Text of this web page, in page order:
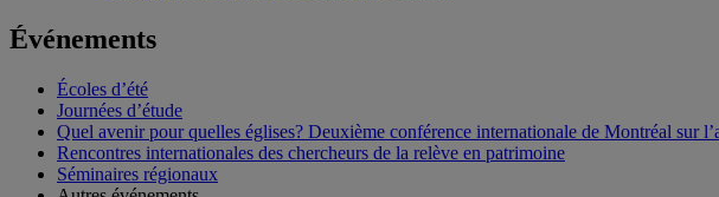
Événements
Écoles d’été
Journées d’étude
Quel avenir pour quelles églises? Deuxième conférence internationale de Montréal sur
Rencontres internationales des chercheurs de la relève en patrimoine
Séminaires régionaux